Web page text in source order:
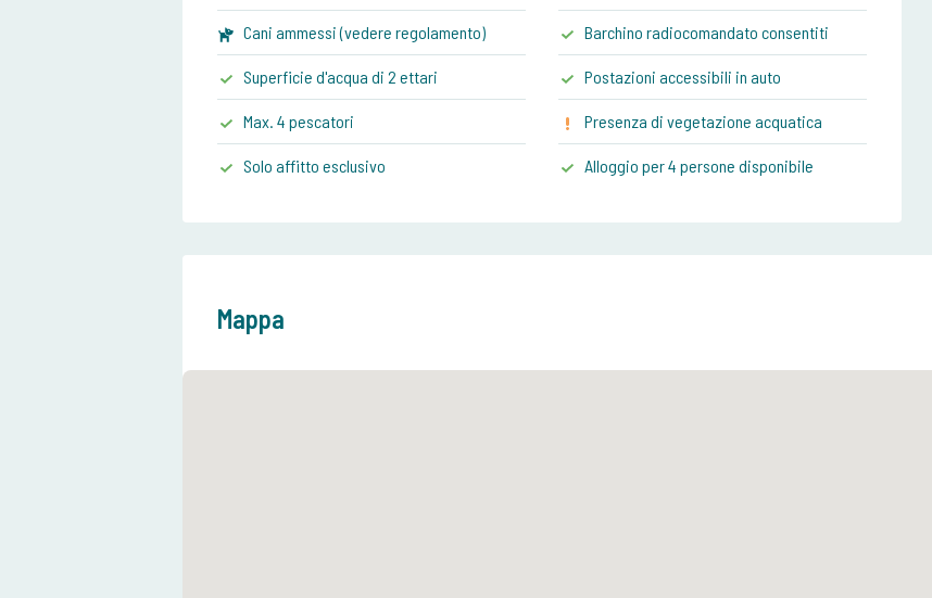
Cani ammessi (vedere regolamento)
Superficie d'acqua di 2 ettari
Max. 4 pescatori
Solo affitto esclusivo
Barchino radiocomandato consentiti
Postazioni accessibili in auto
Presenza di vegetazione acquatica
Alloggio per 4 persone disponibile
Mappa